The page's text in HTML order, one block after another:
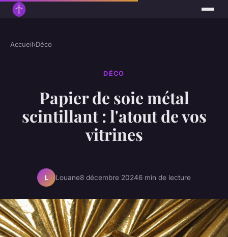
Accueil›Déco
DÉCO
Papier de soie métal
scintillant : l'atout de vos
vitrines
L Louane8 décembre 20246 min de lecture